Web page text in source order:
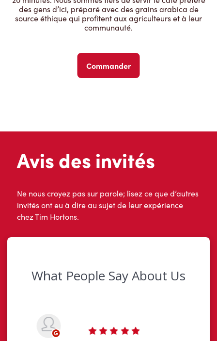
des gens d’ici, préparé avec des grains arabica de
source éthique qui profitent aux agriculteurs et à leur
communauté.
Commander
Avis des invités
Ne nous croyez pas sur parole; lisez ce que d’autres
invités ont eu à dire au sujet de leur expérience
chez Tim Hortons.